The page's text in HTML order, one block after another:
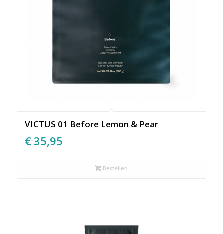
VICTUS 01 Before Lemon & Pear
€35,95
Bestellen